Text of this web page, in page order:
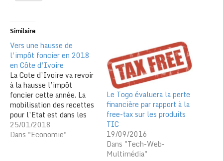
Similaire
Vers une hausse de
l’impôt foncier en 2018
en Côte d’Ivoire
La Cote d’Ivoire va revoir
à la hausse l’impôt
foncier cette année. La
mobilisation des recettes
pour l’Etat est dans les
objectifs du budget 2018.
En Côte d’Ivoire, l’impôt
25/01/2018
Dans "Economie"
Le Togo évaluera la perte
financière par rapport à la
free-tax sur les produits
TIC
19/09/2016
Dans "Tech-Web-
Multimédia"